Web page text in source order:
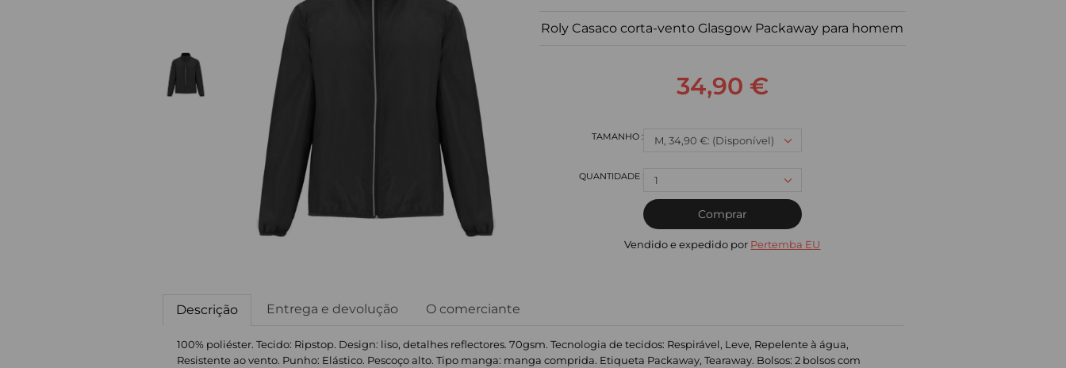
Roly Casaco corta-vento Glasgow Packaway para homem
34,90 €
M, 34,90 €: (Disponível)
1
Comprar
Vendido e expedido por Pertemba EU
Descrição Entrega e devolução O comerciante
100% poliéster. Tecido: Ripstop. Design: liso, detalhes reflectores. 70gsm. Tecnologia de tecidos: Respirável, Leve, Repelente à água,
Resistente ao vento. Punho: Elástico. Pescoço alto. Tipo manga: manga comprida. Etiqueta Packaway, Tearaway. Bolsos: 2 bolsos com